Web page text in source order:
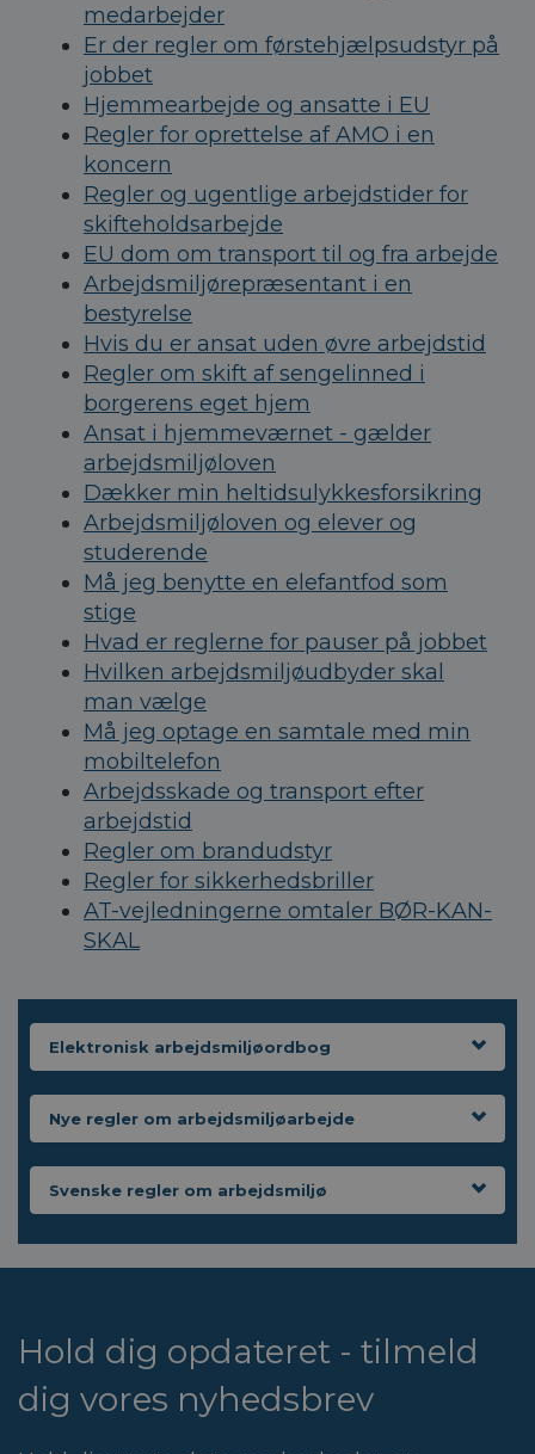
medarbejder
Er der regler om førstehjælpsudstyr på
jobbet
Hjemmearbejde og ansatte i EU
Regler for oprettelse af AMO i en
koncern
Regler og ugentlige arbejdstider for
skifteholdsarbejde
EU dom om transport til og fra arbejde
Arbejdsmiljørepræsentant i en
bestyrelse
Hvis du er ansat uden øvre arbejdstid
Regler om skift af sengelinned i
borgerens eget hjem
Ansat i hjemmeværnet - gælder
arbejdsmiljøloven
Dækker min heltidsulykkesforsikring
Arbejdsmiljøloven og elever og
studerende
Må jeg benytte en elefantfod som
stige
Hvad er reglerne for pauser på jobbet
Hvilken arbejdsmiljøudbyder skal
man vælge
Må jeg optage en samtale med min
mobiltelefon
Arbejdsskade og transport efter
arbejdstid
Regler om brandudstyr
Regler for sikkerhedsbriller
AT-vejledningerne omtaler BØR-KAN-
SKAL
Elektronisk arbejdsmiljøordbog
Nye regler om arbejdsmiljøarbejde
Svenske regler om arbejdsmiljø
Hold dig opdateret - tilmeld
dig vores nyhedsbrev